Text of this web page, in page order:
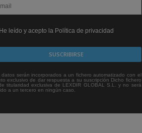
leído y acepto la Política de privacidad
datos serán incorporados a un fichero automatizado con el
exclusivo de dar respuesta a su suscripción Dicho fichero
titularidad exclusiva de LEXDIR GLOBAL S.L. y no será
a un tercero en ningún caso.